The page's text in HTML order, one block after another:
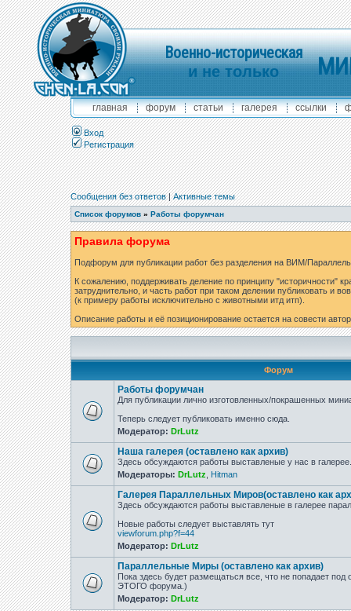
Военно-историческая
и не только
главная форум статьи галерея ссылки
Вход
Регистрация
Сообщения без ответов|Активные темы
Список форумов » Работы форумчан
Правила форума
Подфорум для публикации работ без разделения на ВИМ/
К сожалению, поддерживать деление по принципу "историчности"
затруднительно, и часть работ при таком делении публиковать и
(к примеру работы исключительно с животными итд итп).
Описание работы и её позиционирование остается на совести
Форум
Работы форумчан
Для публикации лично изготовленных/покрашенных
Теперь следует публиковать именно сюда.
Модератор: DrLutz
Наша галерея (оставлено как архив)
Здесь обсуждаются работы выставленые у нас в галерее.
Модераторы: DrLutz Hitman
Галерея Параллельных Миров(оставлено как
Здесь обсуждаются работы выставленые в галерее
Новые работы следует выставлять тут
viewforum.php?f=44
Модератор: DrLutz
Параллельные Миры (оставлено как архив)
Пока здесь будет размещаться все, что не попадает
ЭТОГО форума.)
Модератор: DrLutz